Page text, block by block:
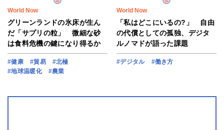
World Now
グリーンランドの氷床が生ん
だ「サプリの粒」 微細な砂
は食料危機の鍵になり得るか
#健康 #貿易
#北極
#地球温暖化
#農業
World Now
「私はどこにいるの?」 自由
の代償としての孤独、デジタ
ルノマドが語った課題
#デジタル #働き方